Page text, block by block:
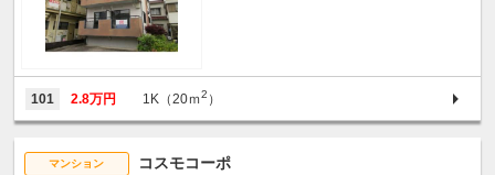
101 2.8万円 1K（20ｍ2 ）
マンション コスモコーポ